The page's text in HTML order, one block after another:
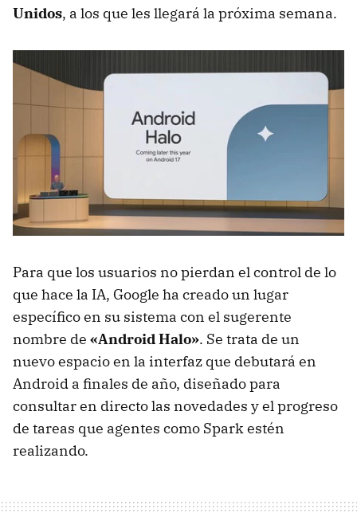
Unidos, a los que les llegará la próxima semana.
Para que los usuarios no pierdan el control de lo
que hace la IA, Google ha creado un lugar
específico en su sistema con el sugerente
nombre de «Android Halo». Se trata de un
nuevo espacio en la interfaz que debutará en
Android a finales de año, diseñado para
consultar en directo las novedades y el progreso
de tareas que agentes como Spark estén
realizando.